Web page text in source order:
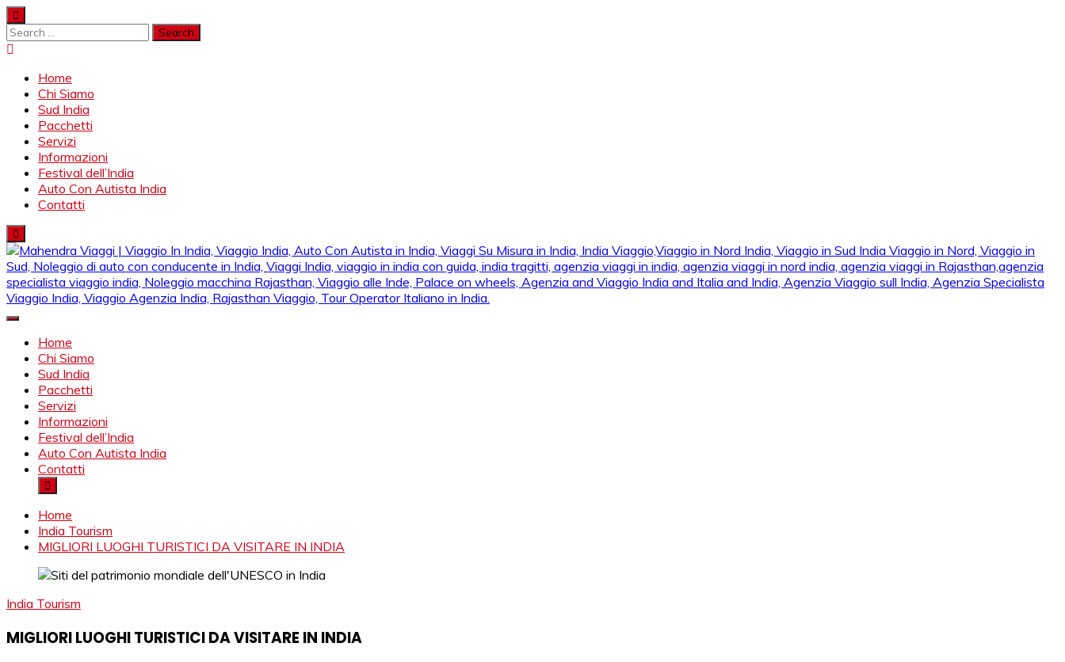
Skip
to
content
Search
for:
Home
Chi Siamo
Sud India
Pacchetti
Servizi
Informazioni
Festival dell’India
Auto Con Autista India
Contatti
Noleggio di auto con conducente in India, Viaggi India, viaggio in india con guida, india tragitti, agenzia viaggi in india, agenzia viaggi in nord india, agenzia viaggi in Rajasthan,agenzia
specialista viaggio india, Noleggio macchina Rajasthan, Viaggio alle Inde, Palace on wheels, Agenzia and Viaggio India and Italia and India, Agenzia Viaggio sull India, Agenzia Specialista
Viaggio India, Viaggio Agenzia India, Rajasthan Viaggio, Tour Operator Italiano in India.
Home
Chi Siamo
Sud India
Pacchetti
Servizi
Informazioni
Festival dell’India
Auto Con Autista India
Contatti
Home
India Tourism
MIGLIORI LUOGHI TURISTICI DA VISITARE IN INDIA
India Tourism
MIGLIORI LUOGHI TURISTICI DA VISITARE IN INDIA